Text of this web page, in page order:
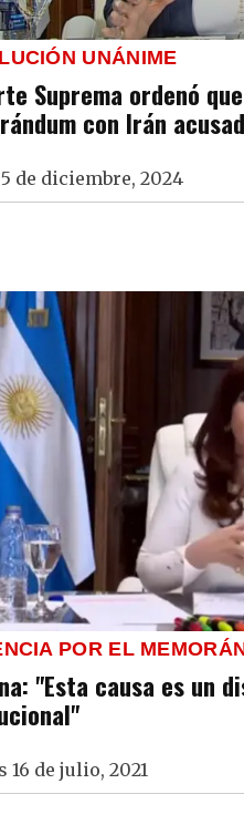
UNÁNIME
Suprema ordenó
con Irán
de diciembre, 2024
POR EL
"Esta causa es un
16 de julio, 2021